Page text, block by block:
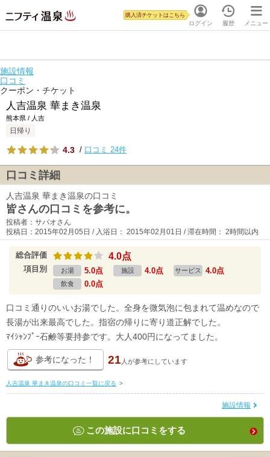
ログイン
購入済チケットはこちら
履歴 メニュー
施設情報
口コミ
クーポン・チケット
人吉温泉 華まき温泉
熊本県 / 人吉
日帰り
4.3 / 口コミ 24件
口コミ詳細
人吉温泉 華まき温泉の口コミ
皆さんの口コミを参考に。
投稿者：サバオさん
投稿日：2015年02月05日 / 入浴日： 2015年02月01日 / 滞在時間： 2時間以内
総合評価 4.0点
項目別 お湯 5.0点 施設 4.0点 サービス 4.0点
飲食 0.0点
口コミ通りのいいお湯でした。全身を微気泡に包まれて温めなので
長湯が出来最高でした。指宿の帰りに寄り道正解でした。
ﾏｲｼｬﾝﾌﾟｰ石鹸等要持参です。大人400円になってました。
参考になった！ 21 人が参考にしています
人吉温泉 華まき温泉の口コミ一覧に戻る >
施設情報
この施設に口コミをする